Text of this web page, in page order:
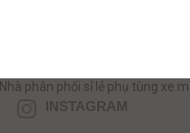
Cần tư vấn
Nhà phân phối sỉ lẻ phụ tùng xe
INSTAGRAM